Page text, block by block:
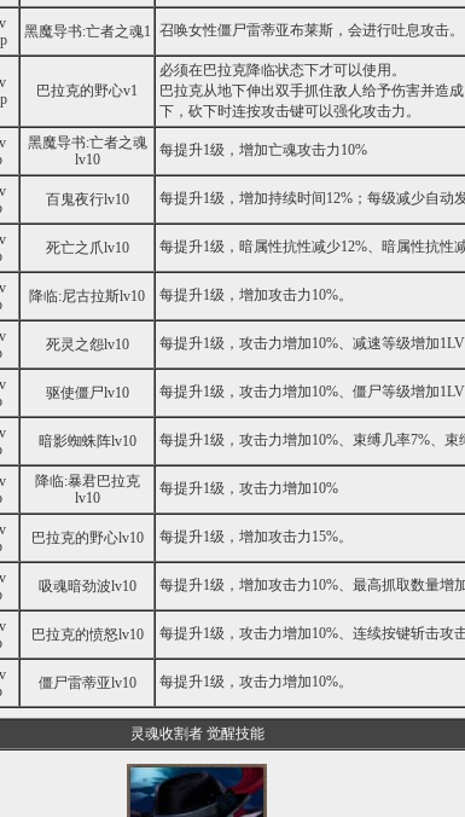
黑魔导书:亡者之魂1 召唤女性僵尸雷蒂亚布莱斯，会进行吐息攻击。
巴拉克的野心v1
必须在巴拉克降临状态下才可以使用。
巴拉克从地下伸出双手抓住敌人给予伤害并造
下，砍下时连按攻击键可以强化攻击力。
黑魔导书:亡者之魂
lv10
每提升1级，增加亡魂攻击力10%
百鬼夜行lv10 每提升1级，增加持续时间12%；每级减少自动
死亡之爪lv10 每提升1级，暗属性抗性减少12%、暗属性抗性
降临:尼古拉斯lv10 每提升1级，增加攻击力10%。
死灵之怨lv10 每提升1级，攻击力增加10%、减速等级增加1LV
驱使僵尸lv10 每提升1级，攻击力增加10%、僵尸等级增加1LV
暗影蜘蛛阵lv10 每提升1级，攻击力增加10%、束缚几率7%、束
降临:暴君巴拉克
lv10
每提升1级，攻击力增加10%
巴拉克的野心lv10 每提升1级，增加攻击力15%。
吸魂暗劲波lv10 每提升1级，增加攻击力10%、最高抓取数量增
巴拉克的愤怒lv10 每提升1级，攻击力增加10%、连续按键斩击攻
僵尸雷蒂亚lv10 每提升1级，攻击力增加10%。
灵魂收割者 觉醒技能